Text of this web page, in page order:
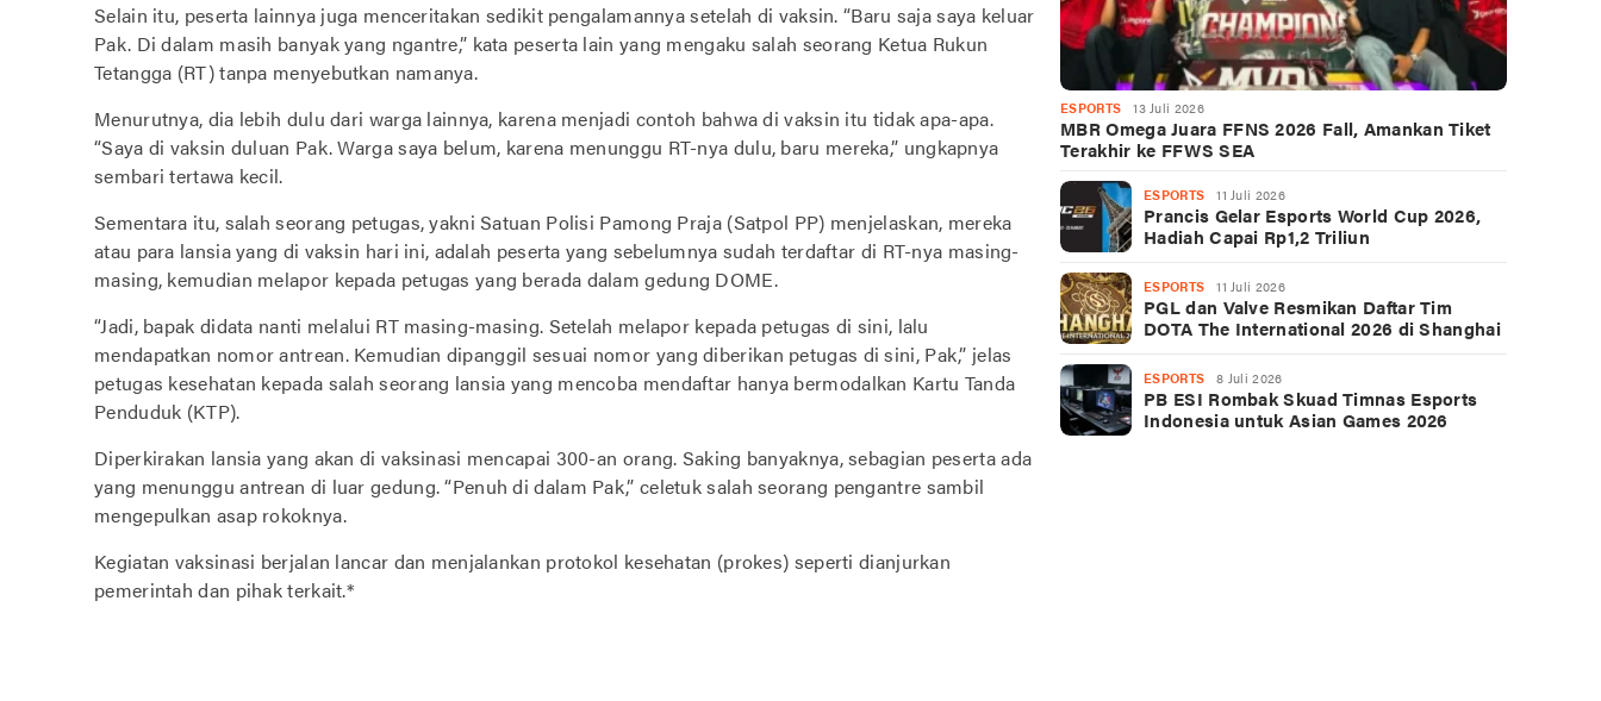
Selain itu, peserta lainnya juga menceritakan sedikit pengalamannya setelah di vaksin. “Baru saja saya keluar
Pak. Di dalam masih banyak yang ngantre,” kata peserta lain yang mengaku salah seorang Ketua Rukun
Tetangga (RT) tanpa menyebutkan namanya.
Menurutnya, dia lebih dulu dari warga lainnya, karena menjadi contoh bahwa di vaksin itu tidak apa-apa.
“Saya di vaksin duluan Pak. Warga saya belum, karena menunggu RT-nya dulu, baru mereka,” ungkapnya
sembari tertawa kecil.
Sementara itu, salah seorang petugas, yakni Satuan Polisi Pamong Praja (Satpol PP) menjelaskan, mereka
atau para lansia yang di vaksin hari ini, adalah peserta yang sebelumnya sudah terdaftar di RT-nya masing-
masing, kemudian melapor kepada petugas yang berada dalam gedung DOME.
“Jadi, bapak didata nanti melalui RT masing-masing. Setelah melapor kepada petugas di sini, lalu
mendapatkan nomor antrean. Kemudian dipanggil sesuai nomor yang diberikan petugas di sini, Pak,” jelas
petugas kesehatan kepada salah seorang lansia yang mencoba mendaftar hanya bermodalkan Kartu Tanda
Penduduk (KTP).
Diperkirakan lansia yang akan di vaksinasi mencapai 300-an orang. Saking banyaknya, sebagian peserta ada
yang menunggu antrean di luar gedung. “Penuh di dalam Pak,” celetuk salah seorang pengantre sambil
mengepulkan asap rokoknya.
Kegiatan vaksinasi berjalan lancar dan menjalankan protokol kesehatan (prokes) seperti dianjurkan
pemerintah dan pihak terkait.*
ESPORTS 13 Juli 2026
MBR Omega Juara FFNS 2026 Fall, Amankan Tiket
Terakhir ke FFWS SEA
ESPORTS 11 Juli 2026
Prancis Gelar Esports World Cup 2026,
Hadiah Capai Rp1,2 Triliun
ESPORTS 11 Juli 2026
PGL dan Valve Resmikan Daftar Tim
DOTA The International 2026 di Shanghai
ESPORTS 8 Juli 2026
PB ESI Rombak Skuad Timnas Esports
Indonesia untuk Asian Games 2026